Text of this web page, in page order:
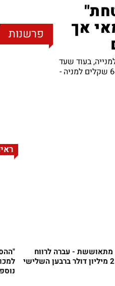
מאי אך
במחיר של 60.7 שקל למנייה, בעוד שעד
חודש מאי היא צריכה להימכר במחיר של 64 שקלים למניה -
פרשנות
- עברה לרווח